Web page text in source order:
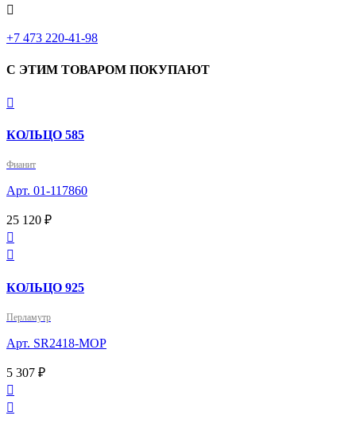

+7 473 220-41-98
С ЭТИМ ТОВАРОМ ПОКУПАЮТ

КОЛЬЦО 585
Фианит
Арт. 01-117860
25 120 ₽


КОЛЬЦО 925
Перламутр
Арт. SR2418-MOP
5 307 ₽

